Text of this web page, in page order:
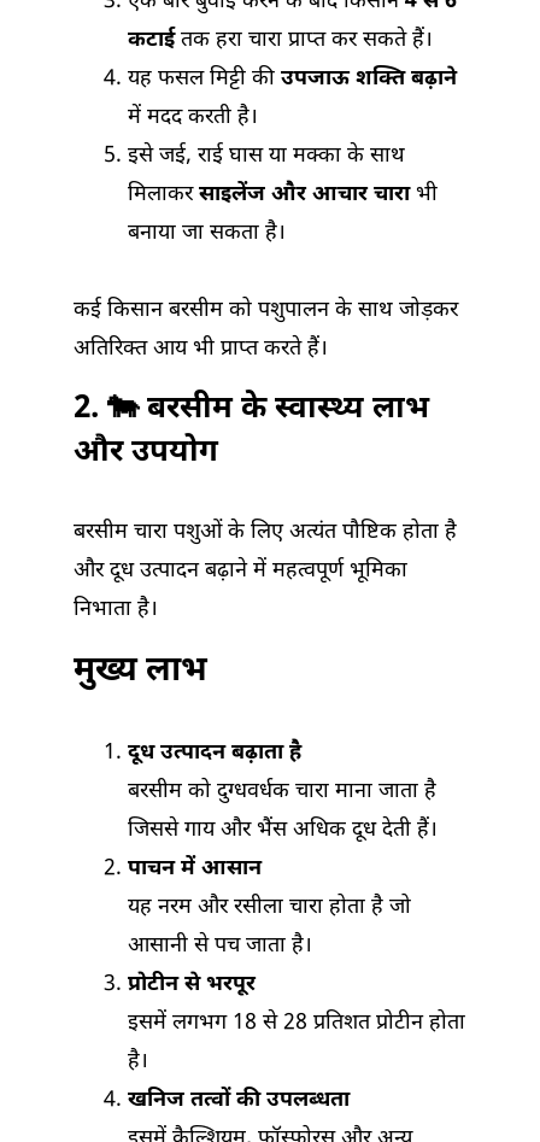
कटाईतक हरा चारा प्राप्त कर सकते हैं।
यह फसल मिट्टी की उपजाऊ शक्ति बढ़ाने
में मदद करती है।
इसे जई, राई घास या मक्का के साथ
मिलाकरसाइलेंज और आचार चाराभी
बनाया जा सकता है।
कई किसान बरसीम को पशुपालन के साथ जोड़कर
अतिरिक्त आय भी प्राप्त करते हैं।
2. 🐄 बरसीम के स्वास्थ्य लाभ
और उपयोग
बरसीम चारा पशुओं के लिए अत्यंत पौष्टिक होता है
और दूध उत्पादन बढ़ाने में महत्वपूर्ण भूमिका
निभाता है।
मुख्य लाभ
दूध उत्पादन बढ़ाता है
बरसीम को दुग्धवर्धक चारा माना जाता है
जिससे गाय और भैंस अधिक दूध देती हैं।
पाचन में आसान
यह नरम और रसीला चारा होता है जो
आसानी से पच जाता है।
प्रोटीन से भरपूर
इसमें लगभग 18 से 28 प्रतिशत प्रोटीन होता
है।
खनिज तत्वों की उपलब्धता